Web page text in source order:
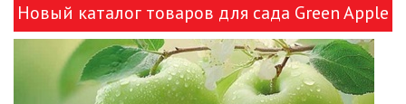
ИЗОЛЯЦИОННАЯ ЛЕНТА
ИНФРАКРАСНЫЕ ЛАМПЫ
Новый каталог товаров для сада Green Apple
и ЭРА!